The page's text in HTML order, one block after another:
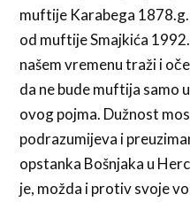
muftije Karabega
od muftije Smajkića
našem vremenu traži i
da ne bude muftija samo
ovog pojma. Dužnost
podrazumijeva i
opstanka Bošnjaka u
je, možda i protiv svoje